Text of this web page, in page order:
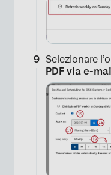
Selezionare
PDF via e-mail